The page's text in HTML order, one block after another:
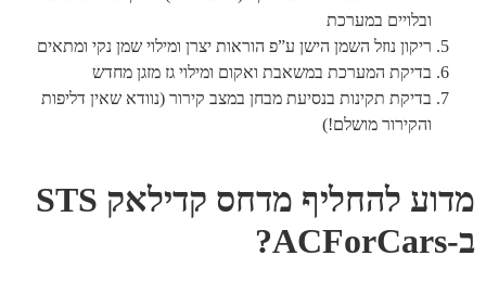
ובלויים במערכת
ריקון נוזל השמן הישן ע”פ הוראות יצרן ומילוי שמן נקי ומתאים
בדיקת המערכת במשאבת ואקום ומילוי גז מזגן מחדש
בדיקת תקינות בנסיעת מבחן במצב קירור (נוודא שאין דליפות
והקירור מושלם!)
מדוע להחליף מדחס קדילאק STS
ב-ACForCars?